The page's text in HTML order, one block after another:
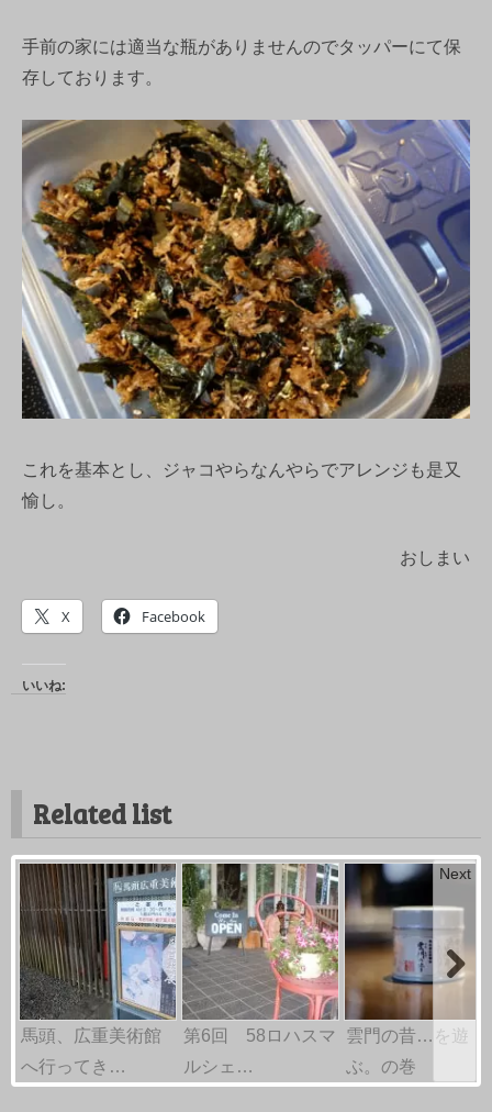
手前の家には適当な瓶がありませんのでタッパーにて保
存しております。
これを基本とし、ジャコやらなんやらでアレンジも是又
愉し。
おしまい
X Facebook
いいね:
Related list
馬頭、広重美術館
へ行ってき…
第6回 58ロハスマ
ルシェ…
雲門の昔…を遊
ぶ。の巻
Next